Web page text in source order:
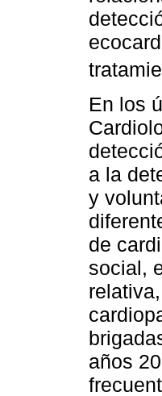
En los
a la
y
de
social,
años